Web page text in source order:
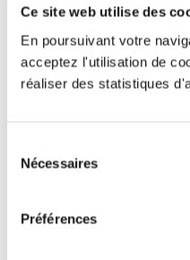
Ce site web utilise des
En poursuivant votre
acceptez l'utilisation de
réaliser des statistiques
Nécessaires
Préférences